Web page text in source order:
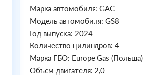
Марка автомобиля: GAC
Модель автомобиля: GS8
Год выпуска: 2024
Количество цилиндров: 4
Марка ГБО: Europe Gas (Польша)
Объем двигателя: 2,0